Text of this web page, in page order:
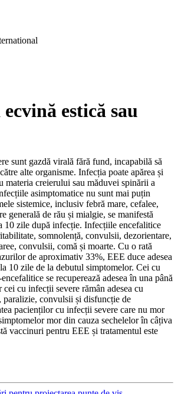
estică sau
sunt gazdă virală fără fund, incapabilă să
alte organisme. Infecția poate apărea și
materia creierului sau măduvei spinării a
asimptomatice nu sunt mai puțin
sistemice, inclusiv febră mare, cefalee,
generală de rău și mialgie, se manifestă
10 zile după infecție. Infecțiile encefalitice
somnolență, convulsii, dezorientare,
convulsii, comă și moarte. Cu o rată
de aproximativ 33%, EEE duce adesea
10 zile de la debutul simptomelor. Cei cu
se recuperează adesea în una până
cei cu infecții severe rămân adesea cu
paralizie, convulsii și disfuncție de
pacienților cu infecții severe care nu mor
mor din cauza sechelelor în câțiva
vaccinuri pentru EEE și tratamentul este